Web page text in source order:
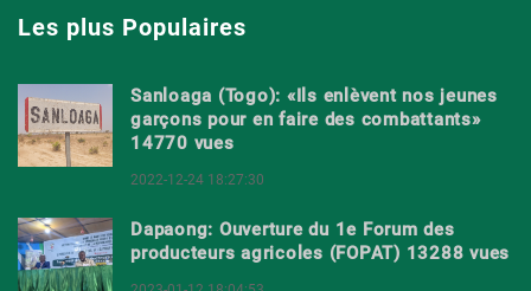
Les plus Populaires
Sanloaga (Togo): «Ils enlèvent nos jeunes
garçons pour en faire des combattants»
14770 vues
2022-12-24 18:27:30
Dapaong: Ouverture du 1e Forum des
producteurs agricoles (FOPAT) 13288 vues